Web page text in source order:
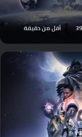
39 أقل من دقيقة